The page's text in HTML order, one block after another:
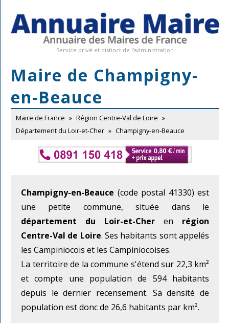
Service privé et distinct de l'administration
Maire de Champigny-
en-Beauce
Maire de France » Région Centre-Val de Loire »
Département du Loir-et-Cher » Champigny-en-Beauce
Champigny-en-Beauce (code postal 41330) est
une petite commune, située dans le
département du Loir-et-Cher en région
Centre-Val de Loire. Ses habitants sont appelés
les Campiniocois et les Campiniocoises.
La territoire de la commune s'étend sur 22,3 km²
et compte une population de 594 habitants
depuis le dernier recensement. Sa densité de
population est donc de 26,6 habitants par km².